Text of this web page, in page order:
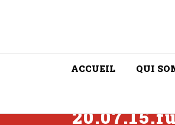
ACCUEIL QUI